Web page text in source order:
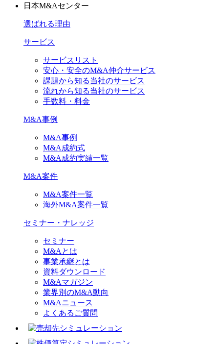
日本M&Aセンター
選ばれる理由
サービス
サービスリスト
安心・安全のM&A仲介サービス
課題から知る当社のサービス
流れから知る当社のサービス
手数料・料金
M&A事例
M&A事例
M&A成約式
M&A成約実績一覧
M&A案件
M&A案件一覧
海外M&A案件一覧
セミナー・ナレッジ
セミナー
M&Aとは
事業承継とは
資料ダウンロード
M&Aマガジン
業界別のM&A動向
M&Aニュース
よくあるご質問